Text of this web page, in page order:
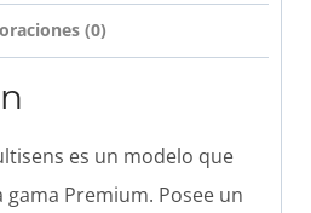
(0)
es un modelo que
Premium. Posee un